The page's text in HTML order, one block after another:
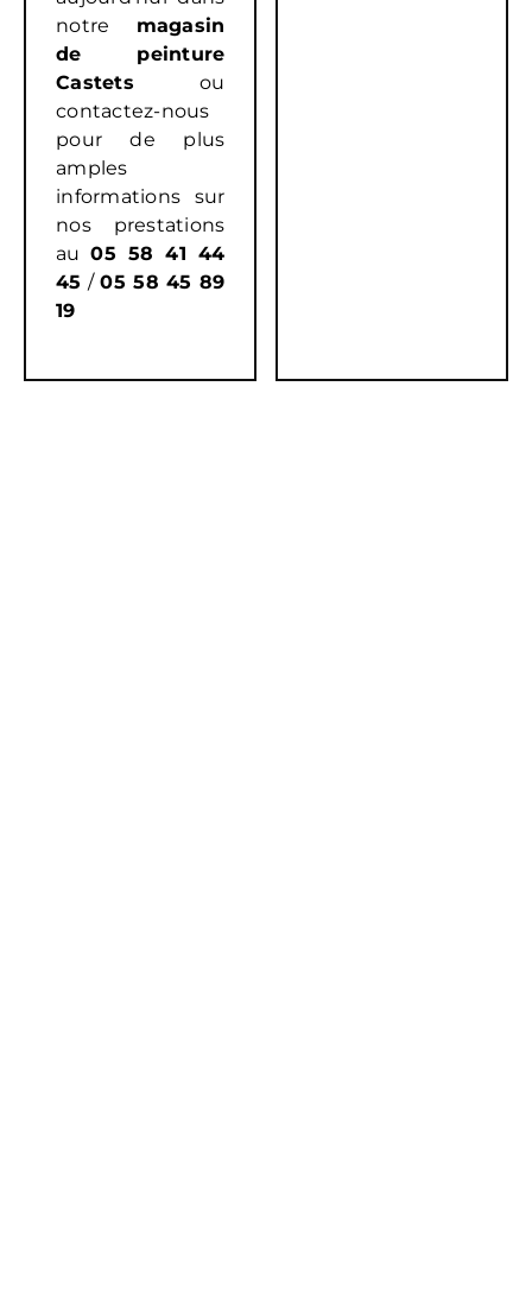
notre magasin
de peinture
Castets ou
contactez-nous
pour de plus
amples
informations sur
nos prestations
au05 58 41 44
45 /05 58 45 89
19